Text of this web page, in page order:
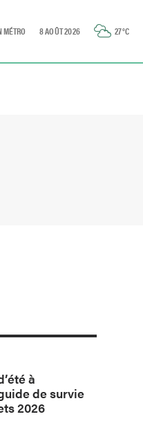
MÉTRO 8 AOÛT 2026 27°C
à
de survie
2026